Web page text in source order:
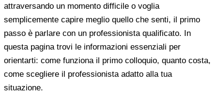
attraversando un momento difficile o voglia
semplicemente capire meglio quello che senti, il primo
passo è parlare con un professionista qualificato. In
questa pagina trovi le informazioni essenziali per
orientarti: come funziona il primo colloquio, quanto costa,
come scegliere il professionista adatto alla tua
situazione.